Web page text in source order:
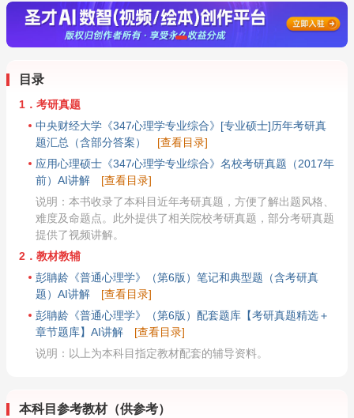
目录
1．考研真题
中央财经大学《347心理学专业综合》[专业硕士]历年考研真
题汇总（含部分答案）
[查看目录]
应用心理硕士《347心理学专业综合》名校考研真题（2017年
前）AI讲解
[查看目录]
说明：本书收录了本科目近年考研真题，方便了解出题风格、
难度及命题点。此外提供了相关院校考研真题，部分考研真题
提供了视频讲解。
2．教材教辅
彭聃龄《普通心理学》（第6版）笔记和典型题（含考研真
题）AI讲解
[查看目录]
彭聃龄《普通心理学》（第6版）配套题库【考研真题精选＋
章节题库】AI讲解
[查看目录]
说明：以上为本科目指定教材配套的辅导资料。
本科目参考教材（供参考）